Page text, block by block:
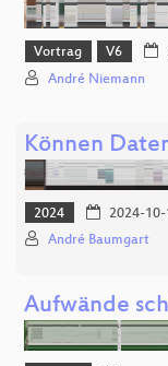
Vortrag V6
André Niemann
Können
2024 2024-10-
André Baumgart
Aufwände